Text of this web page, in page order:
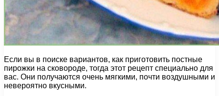
Если вы в поиске вариантов, как приготовить постные
пирожки на сковороде, тогда этот рецепт специально для
вас. Они получаются очень мягкими, почти воздушными и
невероятно вкусными.